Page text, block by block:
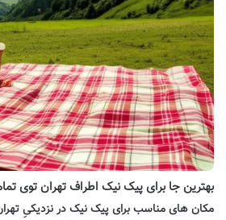
بهترین جا برای پیک نیک اطراف تهران توی
مکان های مناسب برای پیک نیک در نزدیکیِ